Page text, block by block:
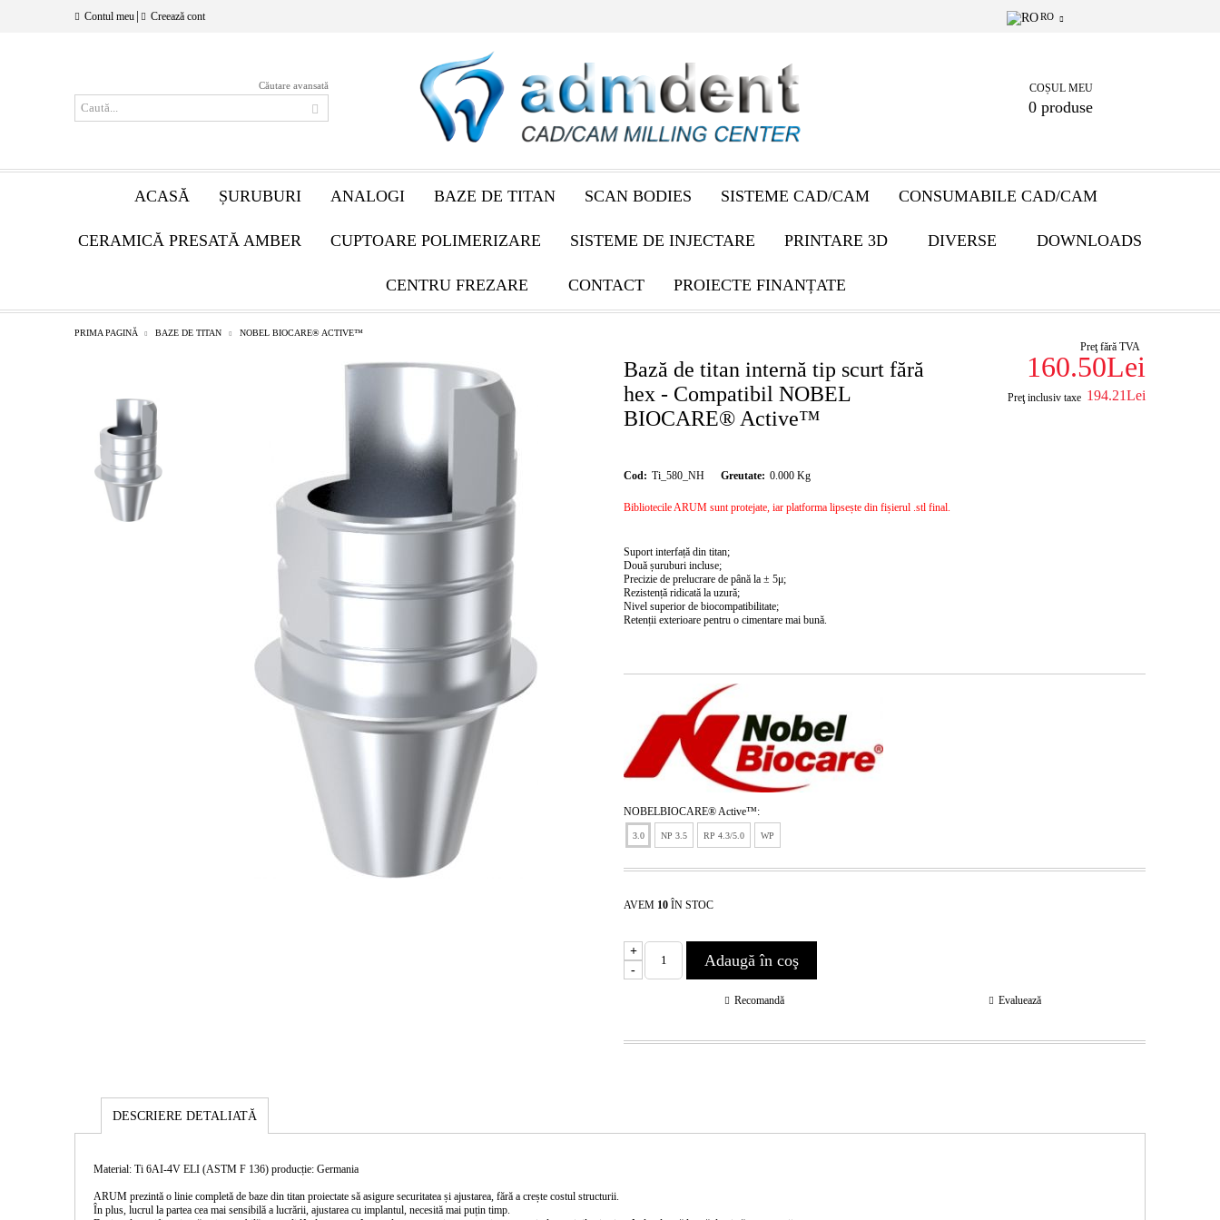
Contul meu Creează cont RO
Căutare avansată COȘUL MEU
0 produse
ACASĂ ȘURUBURI ANALOGI BAZE DE TITAN SCAN BODIES SISTEME CAD/CAM CONSUMABILE CAD/CAM
CERAMICĂ PRESATĂ AMBER CUPTOARE POLIMERIZARE SISTEME DE INJECTARE PRINTARE 3D DIVERSE DOWNLOADS
CENTRU FREZARE CONTACT PROIECTE FINANȚATE
PRIMA PAGINĂ BAZE DE TITAN NOBEL BIOCARE® ACTIVE™
Bază de titan internă tip scurt fără
hex - Compatibil NOBEL
BIOCARE® Active™
Preţ fără TVA
160.50Lei
Preţ inclusiv taxe 194.21Lei
Cod: Ti_580_NH Greutate: 0.000 Kg
Bibliotecile ARUM sunt protejate, iar platforma lipsește din fișierul .stl final.
Suport interfață din titan;
Două șuruburi incluse;
Precizie de prelucrare de până la ± 5μ;
Rezistență ridicată la uzură;
Nivel superior de biocompatibilitate;
Retenții exterioare pentru o cimentare mai bună.
NOBELBIOCARE® Active™:
3.0 NP 3.5 RP 4.3/5.0 WP
AVEM 10 ÎN STOC
+
-
Recomandă Evaluează
DESCRIERE DETALIATĂ
Material: Ti 6AI-4V ELI (ASTM F 136) producție: Germania
ARUM prezintă o linie completă de baze din titan proiectate să asigure securitatea și ajustarea, fără a crește costul structurii.
În plus, lucrul la partea cea mai sensibilă a lucrării, ajustarea cu implantul, necesită mai puțin timp.